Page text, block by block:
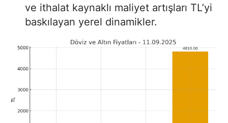
ve ithalat kaynaklı maliyet artışları TL’yi
baskılayan yerel dinamikler.